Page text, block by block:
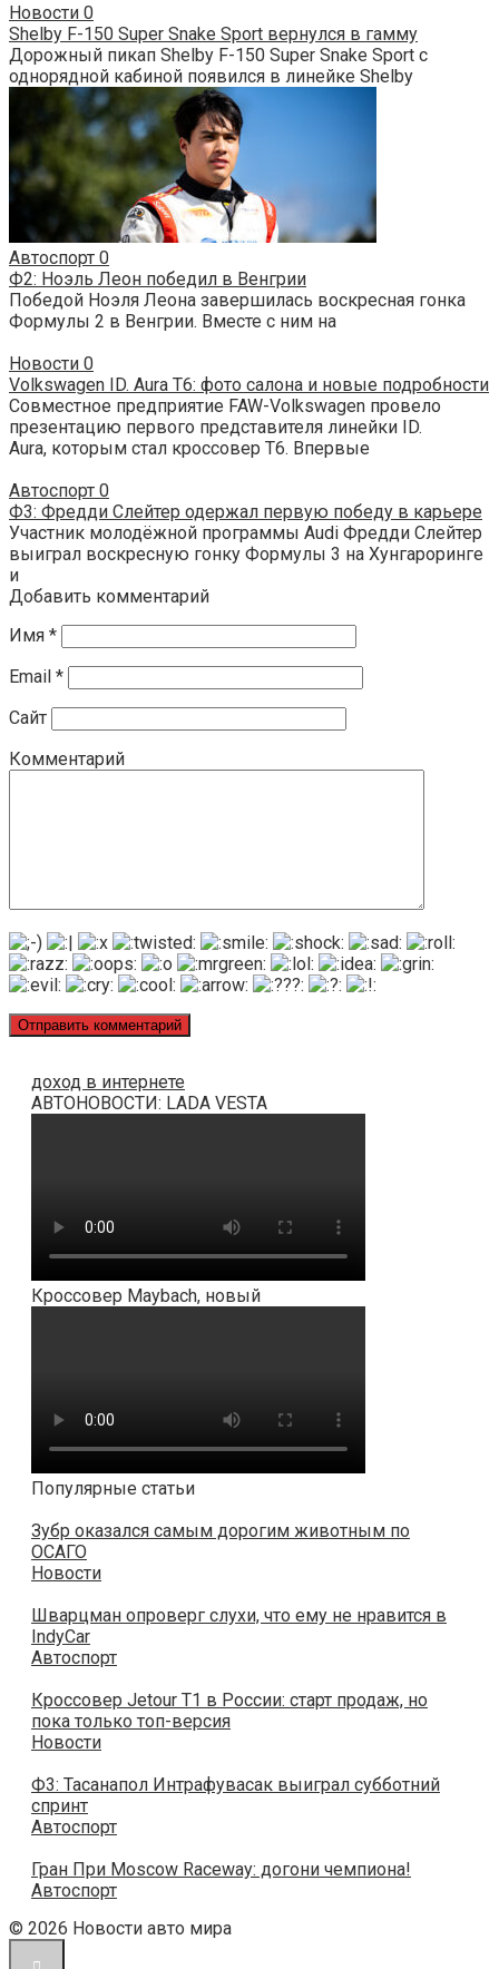
Новости 0
Shelby F-150 Super Snake Sport вернулся в гамму
Дорожный пикап Shelby F-150 Super Snake Sport с
однорядной кабиной появился в линейке Shelby
Автоспорт 0
Ф2: Ноэль Леон победил в Венгрии
Победой Ноэля Леона завершилась воскресная гонка
Формулы 2 в Венгрии. Вместе с ним на
Новости 0
Volkswagen ID. Aura T6: фото салона и новые подробности
Совместное предприятие FAW-Volkswagen провело
презентацию первого представителя линейки ID.
Aura, которым стал кроссовер T6. Впервые
Автоспорт 0
Ф3: Фредди Слейтер одержал первую победу в карьере
Участник молодёжной программы Audi Фредди Слейтер
выиграл воскресную гонку Формулы 3 на Хунгароринге
и
Добавить комментарий
Имя *
Email *
Сайт
Комментарий
доход в интернете
АВТОНОВОСТИ: LADA VESTA
Кроссовер Maybach, новый
Популярные статьи
Зубр оказался самым дорогим животным по
ОСАГО
Новости
Шварцман опроверг слухи, что ему не нравится в
IndyCar
Автоспорт
Кроссовер Jetour T1 в России: старт продаж, но
пока только топ-версия
Новости
Ф3: Тасанапол Интрафувасак выиграл субботний
спринт
Автоспорт
Гран При Moscow Raceway: догони чемпиона!
Автоспорт
© 2026 Новости авто мира